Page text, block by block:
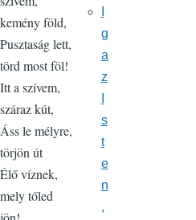
kemény föld,
Pusztaság lett,
törd most föl!
Itt a szívem,
száraz kút,
Áss le mélyre,
törjön út
Élő víznek,
mely tőled
g
a
z
s
t
e
n
,